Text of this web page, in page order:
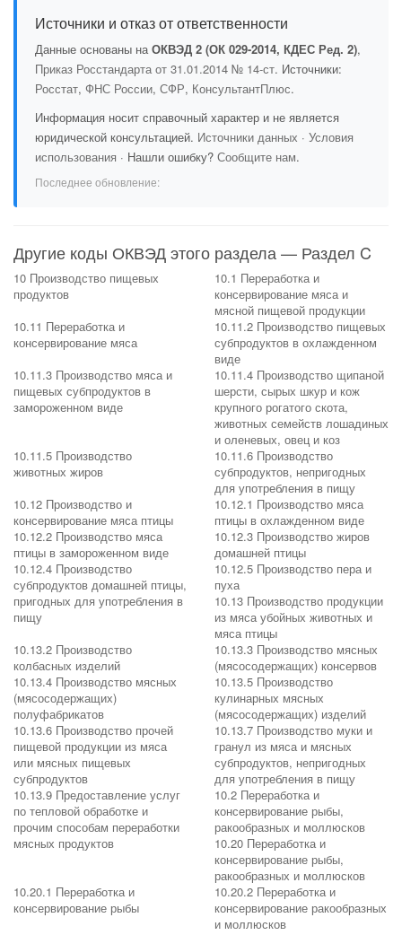
Источники и отказ от ответственности
Данные основаны наОКВЭД 2 (ОК 029-2014, КДЕС Ред. 2),
Приказ Росстандарта от 31.01.2014 № 14-ст. Источники:
Росстат, ФНС России, СФР, КонсультантПлюс.
Информация носит справочный характер и не является
юридической консультацией. Источники данных · Условия
использования · Нашли ошибку? Сообщите нам.
Последнее обновление:
Другие коды ОКВЭД этого раздела — Раздел C
10 Производство пищевых
продуктов
10.1 Переработка и
консервирование мяса и
мясной пищевой продукции
10.11 Переработка и
консервирование мяса
10.11.2 Производство пищевых
субпродуктов в охлажденном
виде
10.11.3 Производство мяса и
пищевых субпродуктов в
замороженном виде
10.11.4 Производство щипаной
шерсти, сырых шкур и кож
крупного рогатого скота,
животных семейств лошадиных
и оленевых, овец и коз
10.11.5 Производство
животных жиров
10.11.6 Производство
субпродуктов, непригодных
для употребления в пищу
10.12 Производство и
консервирование мяса птицы
10.12.1 Производство мяса
птицы в охлажденном виде
10.12.2 Производство мяса
птицы в замороженном виде
10.12.3 Производство жиров
домашней птицы
10.12.4 Производство
субпродуктов домашней птицы,
пригодных для употребления в
пищу
10.12.5 Производство пера и
пуха
10.13 Производство продукции
из мяса убойных животных и
мяса птицы
10.13.2 Производство
колбасных изделий
10.13.3 Производство мясных
(мясосодержащих) консервов
10.13.4 Производство мясных
(мясосодержащих)
полуфабрикатов
10.13.5 Производство
кулинарных мясных
(мясосодержащих) изделий
10.13.6 Производство прочей
пищевой продукции из мяса
или мясных пищевых
субпродуктов
10.13.7 Производство муки и
гранул из мяса и мясных
субпродуктов, непригодных
для употребления в пищу
10.13.9 Предоставление услуг
по тепловой обработке и
прочим способам переработки
мясных продуктов
10.2 Переработка и
консервирование рыбы,
ракообразных и моллюсков
10.20 Переработка и
консервирование рыбы,
ракообразных и моллюсков
10.20.1 Переработка и
консервирование рыбы
10.20.2 Переработка и
консервирование ракообразных
и моллюсков